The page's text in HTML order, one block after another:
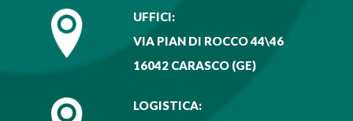
UFFICI:
VIA PIAN DI ROCCO 44\46
16042 CARASCO (GE)
LOGISTICA: